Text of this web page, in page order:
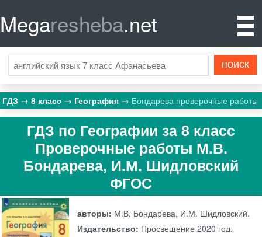
Megaresheba.net
ГДЗ 8 класс География Бондарева проверочные работы
ГДЗ по Географии за 8 класс
Проверочные работы М.В.
Бондарева, И.М. Шидловский
ФГОС
авторы: М.В. Бондарева, И.М. Шидловский.
Издательство: Просвещение 2020 год.